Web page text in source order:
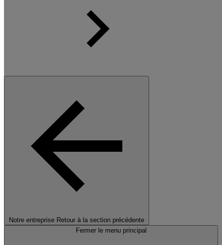
Notre entreprise Retour à la section précédente
Fermer le menu principal